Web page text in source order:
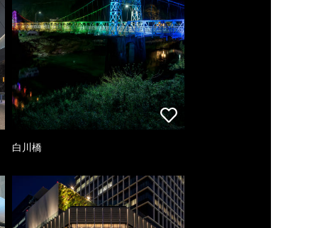
白川橋